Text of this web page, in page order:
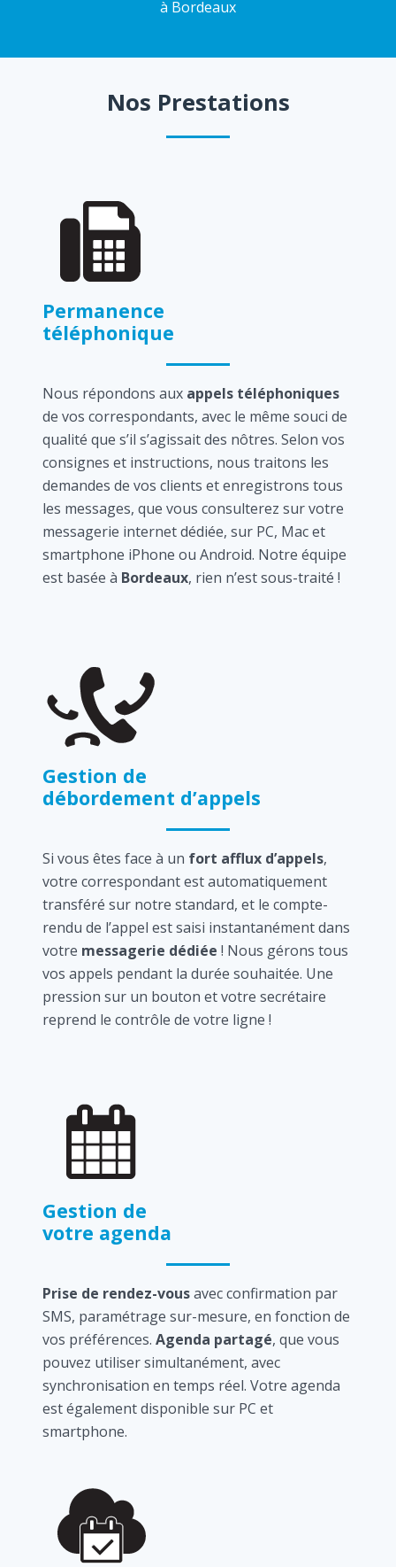
à Bordeaux
Nos Prestations
Permanence
téléphonique
Nous répondons aux appels téléphoniques
de vos correspondants, avec le même souci de
qualité que s’il s’agissait des nôtres. Selon vos
consignes et instructions, nous traitons les
demandes de vos clients et enregistrons tous
les messages, que vous consulterez sur votre
messagerie internet dédiée, sur PC, Mac et
smartphone iPhone ou Android. Notre équipe
est basée à Bordeaux, rien n’est sous-traité !
Gestion de
débordement d’appels
Si vous êtes face à un fort afflux d’appels,
votre correspondant est automatiquement
transféré sur notre standard, et le compte-
rendu de l’appel est saisi instantanément dans
votre messagerie dédiée ! Nous gérons tous
vos appels pendant la durée souhaitée. Une
pression sur un bouton et votre secrétaire
reprend le contrôle de votre ligne !
Gestion de
votre agenda
Prise de rendez-vousavec confirmation par
SMS, paramétrage sur-mesure, en fonction de
vos préférences. Agenda partagé, que vous
pouvez utiliser simultanément, avec
synchronisation en temps réel. Votre agenda
est également disponible sur PC et
smartphone.